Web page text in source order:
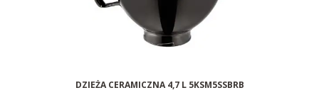
DZIEŻA CERAMICZNA 4,7 L 5KSM5SSBRB